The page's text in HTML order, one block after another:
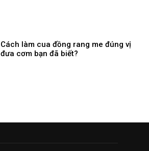
Cách làm cua đồng rang me đúng vị
đưa cơm bạn đã biết?